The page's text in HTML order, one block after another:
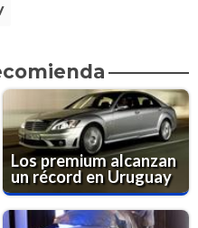
Los premium alcanzan
un récord en Uruguay